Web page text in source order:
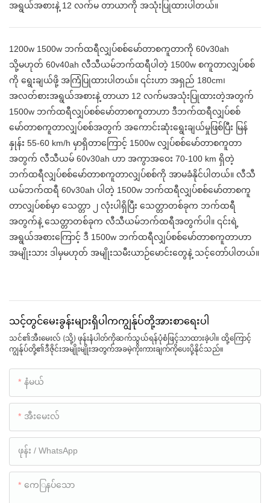
အရွယ်အစားနဲ့ 12 လက်မ တာယာကို အသုံးပြုထားပါတယ်။
1200w 1500w ဘက်ထရီလျှပ်စစ်မော်တာစကူတာကို 60v30ah
သို့မဟုတ် 60v40ah လီသီယမ်ဘက်ထရီပါတဲ့ 1500w စကူတာလျှပ်စစ်
ကို ရွေးချယ်ဖို့ အကြံပြုထားပါတယ်။ ၎င်းဟာ အရှည် 180cm၊
အလတ်စားအရွယ်အစားနဲ့ တာယာ 12 လက်မအသုံးပြုထားတဲ့အတွက်
1500w ဘက်ထရီလျှပ်စစ်မော်တာစကူတာဟာ ဒီဘက်ထရီလျှပ်စစ်
မော်တာစကူတာလျှပ်စစ်အတွက် အကောင်းဆုံးရွေးချယ်မှုဖြစ်ပြီး မြန်
နှုန်း 55-60 km/h မှာရှိတာကြောင့် 1500w လျှပ်စစ်မော်တာစကူတာ
အတွက် လီသီယမ် 60v30ah ဟာ အကွာအဝေး 70-100 km ရှိတဲ့
ဘက်ထရီလျှပ်စစ်မော်တာစကူတာလျှပ်စစ်ကို အာမခံနိုင်ပါတယ်။ လီသီ
ယမ်ဘက်ထရီ 60v30ah ပါတဲ့ 1500w ဘက်ထရီလျှပ်စစ်မော်တာစကူ
တာလျှပ်စစ်မှာ သေတ္တာ ၂ လုံးပါရှိပြီး သေတ္တာတစ်ခုက ဘက်ထရီ
အတွက်နဲ့ သေတ္တာတစ်ခုက လီသီယမ်ဘက်ထရီအတွက်ပါ။ ၎င်းရဲ့
အရွယ်အစားကြောင့် ဒီ 1500w ဘက်ထရီလျှပ်စစ်မော်တာစကူတာဟာ
အမျိုးသား ဒါမှမဟုတ် အမျိုးသမီးယာဉ်မောင်းတွေနဲ့ သင့်တော်ပါတယ်။
သင့်တွင်မေးခွန်းများရှိပါကကျွန်ုပ်တို့အားစာရေးပါ
သင်၏အီးမေးလ် (သို့) ဖုန်းနံပါတ်ကိုဆက်သွယ်ရန်ပုံစံဖြင့်သာထားခဲ့ပါ။ ထို့ကြောင့်
ကျွန်ုပ်တို့၏ဒီဇိုင်းအမျိုးမျိုးအတွက်အခမဲ့ကိုးကားချက်ကိုပေးပို့နိုင်သည်။
နံမယ်
အီးမေးလ်
ဖုန်း / WhatsApp
ကေြနပ်သော